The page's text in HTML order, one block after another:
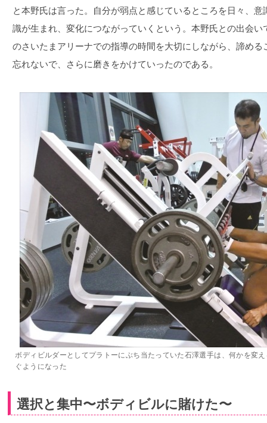
と本野氏は言った。自分が弱点と感じているところを日々、
識が生まれ、変化につながっていくという。本野氏との出会
のさいたまアリーナでの指導の時間を大切にしながら、諦め
忘れないで、さらに磨きをかけていったのである。
ボディビルダーとしてプラトーにぶち当たっていた石澤選手は、何かを変
ぐようになった
選択と集中〜ボディビルに賭けた〜